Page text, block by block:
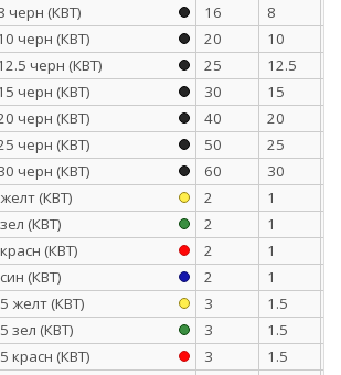
черн (КВТ) 16 8
черн (КВТ) 20 10
черн (КВТ) 25 12.5
черн (КВТ) 30 15
черн (КВТ) 40 20
черн (КВТ) 50 25
черн (КВТ) 60 30
(КВТ) 2 1
(КВТ) 2 1
(КВТ) 2 1
(КВТ) 2 1
желт (КВТ) 3 1.5
зел (КВТ) 3 1.5
красн (КВТ) 3 1.5